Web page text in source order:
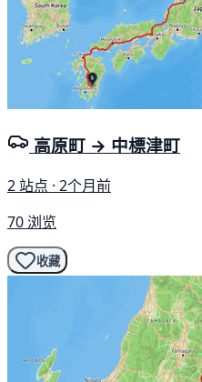
高原町 → 中標津町
2 站点 · 2个月前
70 浏览
收藏